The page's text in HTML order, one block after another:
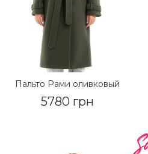
Пальто Рами оливковый
5780 грн